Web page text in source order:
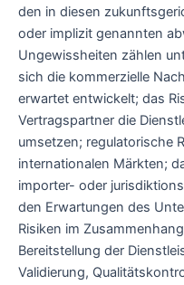
den in diesen
oder implizit genannten
Ungewissheiten zählen
sich die kommerzielle
erwartet entwickelt; das
Vertragspartner die
umsetzen; regulatorische
internationalen Märkten;
importer- oder
den Erwartungen des
Risiken im
Bereitstellung der
Validierung,